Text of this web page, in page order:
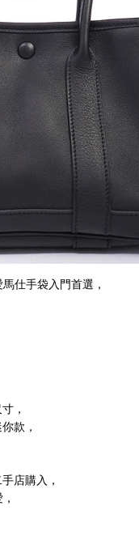
仕手袋入門首選，
，
款，
店購入，